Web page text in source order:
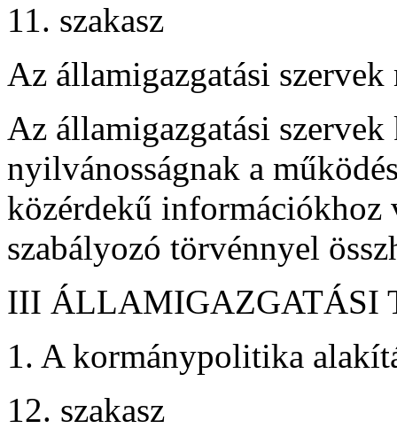
11. szakasz
Az államigazgatási
Az államigazgatási
nyilvánosságnak a
közérdekű információkhoz
szabályozó törvénnyel
III ÁLLAMIGAZGATÁSI
1. A kormánypolitika
12. szakasz